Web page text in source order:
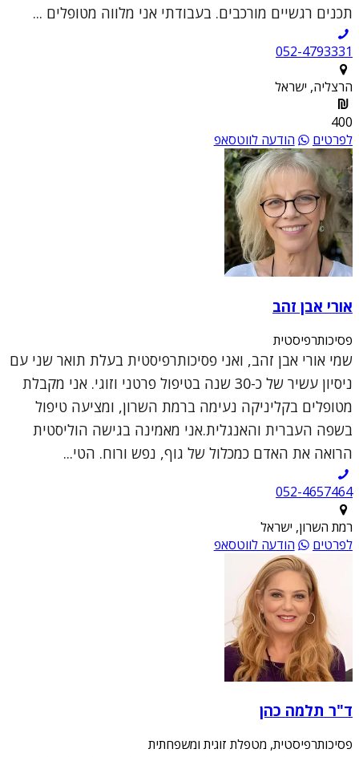
תכנים רגשיים מורכבים. בעבודתי אני מלווה מטופלים ...
052-4793331
הרצליה, ישראל
400
לפרטים
הודעה לווטסאפ
אורי אבן זהב
פסיכותרפיסטית
שמי אורי אבן זהב, ואני פסיכותרפיסטית בעלת תואר שני עם
ניסיון עשיר של כ-30 שנה בטיפול פרטני וזוגי. אני מקבלת
מטופלים בקליניקה נעימה ברמת השרון, ומציעה טיפול
בשפה העברית והאנגלית.אני מאמינה בגישה הוליסטית
הרואה את האדם כמכלול של גוף, נפש ורוח. הטי...
052-4657464
רמת השרון, ישראל
לפרטים
הודעה לווטסאפ
ד"ר תלמה כהן
פסיכותרפיסטית, מטפלת זוגית ומשפחתית